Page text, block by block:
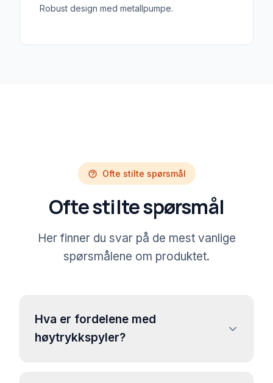
Robust design med metallpumpe.
Ofte stilte spørsmål
Ofte stilte spørsmål
Her finner du svar på de mest vanlige
spørsmålene om produktet.
Hva er fordelene med
høytrykkspyler?